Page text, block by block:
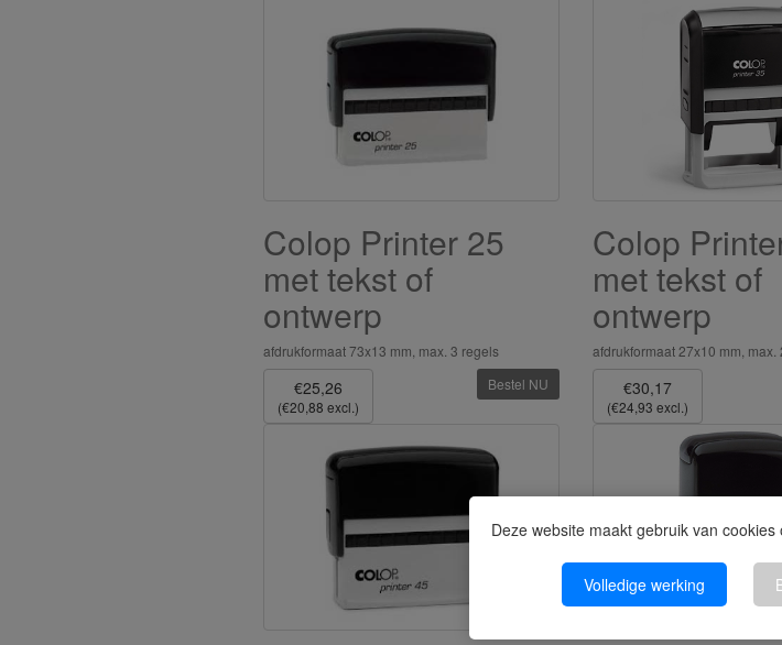
Deze website maakt gebruik van
Volledige werking
Colop Printer 25
met tekst of
ontwerp
afdrukformaat 73x13 mm, max. 3 regels
€25,26
(€20,88 excl.)
Bestel NU
Colop
met tekst of
ontwerp
afdrukformaat 27x10 mm, max.
€30,17
(€24,93 excl.)